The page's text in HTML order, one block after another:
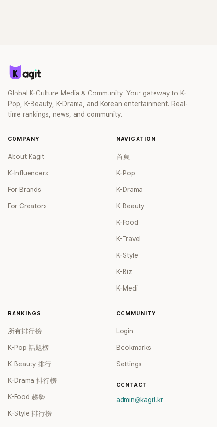
Global K-Culture Media & Community. Your gateway to K-
Pop, K-Beauty, K-Drama, and Korean entertainment. Real-
time rankings, news, and community.
COMPANY
About Kagit
K-Influencers
For Brands
For Creators
NAVIGATION
首頁
K-Pop
K-Drama
K-Beauty
K-Food
K-Travel
K-Style
K-Biz
K-Medi
RANKINGS
所有排行榜
K-Pop 話題榜
K-Beauty 排行
K-Drama 排行榜
K-Food 趨勢
K-Style 排行榜
COMMUNITY
Login
Bookmarks
Settings
CONTACT
admin@kagit.kr